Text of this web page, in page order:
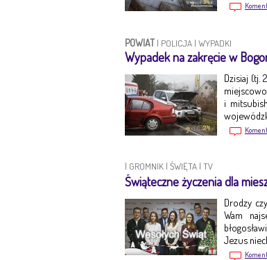
POWIAT | POLICJA | WYPADKI
Wypadek na zakręcie w
Dzisiaj (tj.
i
| GROMNIK | ŚWIĘTA | TV
Świąteczne życzenia dla
Drodzy
Wam
Jezus